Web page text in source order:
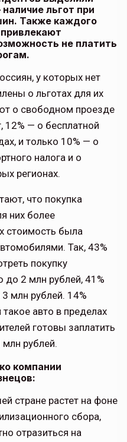
льгот при
Также каждого
не платить
у которых нет
о льготах для их
о свободном проезде
12% — о бесплатной
и только 10% — о
налога и о
регионах.
что покупка
них более
стоимость была
Так, 43%
покупку
2 млн рублей, 41%
млн рублей. 14%
авто в пределах
готовы заплатить
рублей.
компании
стране растет на фоне
сбора,
отразиться на